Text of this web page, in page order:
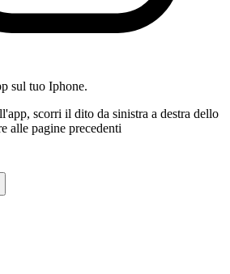
sul tuo Iphone.
scorri il dito da sinistra a destra dello
alle pagine precedenti